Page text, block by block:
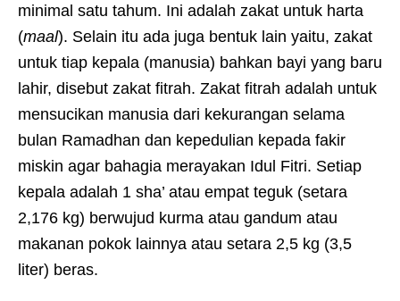
minimal satu tahum. Ini adalah zakat untuk harta
(maal). Selain itu ada juga bentuk lain yaitu, zakat
untuk tiap kepala (manusia) bahkan bayi yang baru
lahir, disebut zakat fitrah. Zakat fitrah adalah untuk
mensucikan manusia dari kekurangan selama
bulan Ramadhan dan kepedulian kepada fakir
miskin agar bahagia merayakan Idul Fitri. Setiap
kepala adalah 1 sha’ atau empat teguk (setara
2,176 kg) berwujud kurma atau gandum atau
makanan pokok lainnya atau setara 2,5 kg (3,5
liter) beras.